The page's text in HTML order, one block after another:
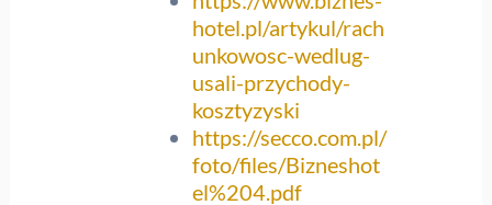
hotel.pl/artykul/rach
unkowosc-wedlug-
usali-przychody-
kosztyzyski
https://secco.com.pl/
foto/files/Bizneshot
el%204.pdf